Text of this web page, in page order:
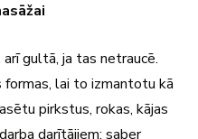
gultā, ja tas netraucē.
lai to izmantotu kā
pirkstus, rokas, kājas
darītājiem: saber